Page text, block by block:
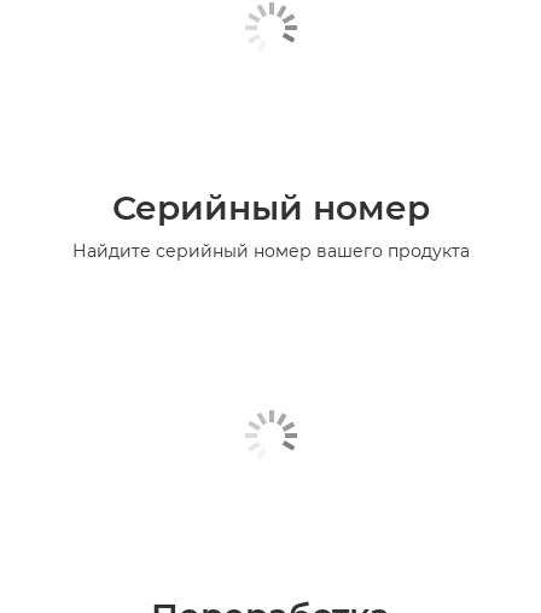
Серийный номер
Найдите серийный номер вашего продукта